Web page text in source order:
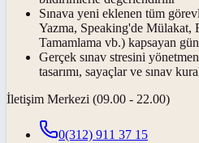
Sınava yeni eklenen tüm
Yazma, Speaking'de Mülakat,
Tamamlama vb.) kapsayan
Gerçek sınav stresini
tasarımı, sayaçlar ve sınav
İletişim Merkezi (09.00 - 22.00)
0(312) 911 37 15